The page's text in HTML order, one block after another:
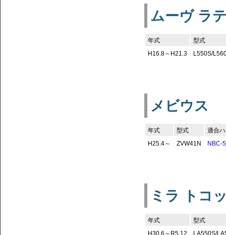
ムーヴ ラ
年式
型式
H16.8～H21.3
L550S/
メビウス
年式 型式
適合
H25.4～
ZVW41N NBC-
ミラ トコ
年式
型式
H30.6～R5.12
LA550S/